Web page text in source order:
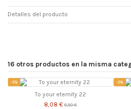
Detalles del producto
16 otros productos en la misma
-5%
To your eternity 22
8,08 € 8,50 €
-5%